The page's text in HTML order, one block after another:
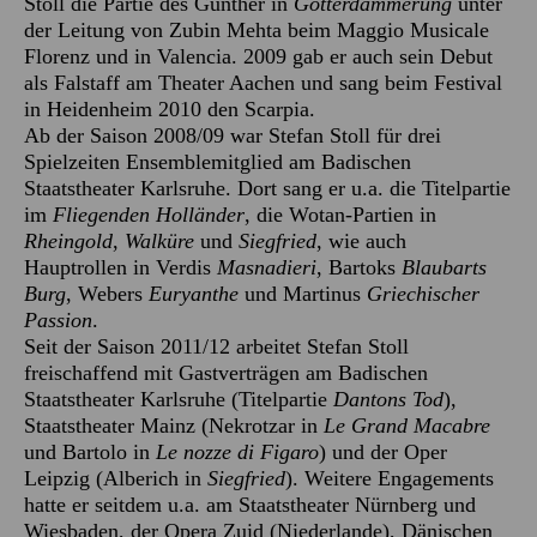
der Leitung von Zubin Mehta beim Maggio Musicale
Florenz und in Valencia. 2009 gab er auch sein Debut
als Falstaff am Theater Aachen und sang beim Festival
in Heidenheim 2010 den Scarpia.
Ab der Saison 2008/09 war Stefan Stoll für drei
Spielzeiten Ensemblemitglied am Badischen
Staatstheater Karlsruhe. Dort sang er u.a. die Titelpartie
im Fliegenden Holländer, die Wotan-Partien in
Rheingold, Walküre und Siegfried, wie auch
Hauptrollen in Verdis Masnadieri, Bartoks Blaubarts
Burg, Webers Euryanthe und Martinus Griechischer
Passion.
Seit der Saison 2011/12 arbeitet Stefan Stoll
freischaffend mit Gastverträgen am Badischen
Staatstheater Karlsruhe (Titelpartie Dantons Tod),
Staatstheater Mainz (Nekrotzar in Le Grand Macabre
und Bartolo in Le nozze di Figaro) und der Oper
Leipzig (Alberich in Siegfried). Weitere Engagements
hatte er seitdem u.a. am Staatstheater Nürnberg und
Wiesbaden, der Opera Zuid (Niederlande), Dänischen